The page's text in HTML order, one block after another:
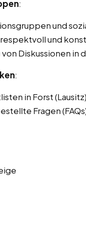
:
und
und
Diskussionen in
:
in Forst
Fragen